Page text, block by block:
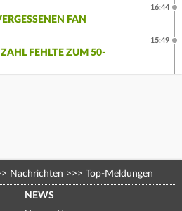
FAN
16:44
FEHLTE ZUM 50-
15:49
Nachrichten >>> Top-Meldungen
NEWS